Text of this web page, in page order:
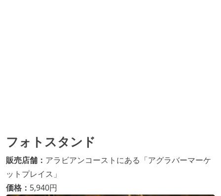
フォトスタンド
販売店舗： アラビアンコーストにある「アグラバーマーケ
ットプレイス」
価格： 5,940円